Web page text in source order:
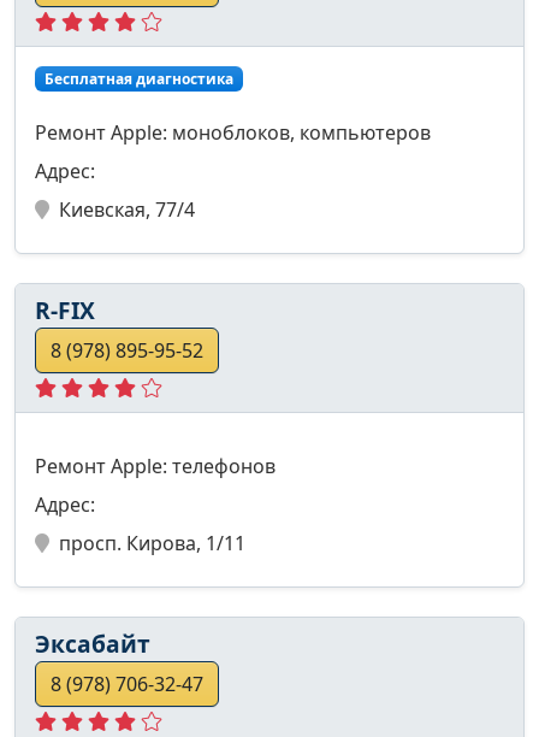
Бесплатная диагностика
Ремонт Apple: моноблоков, компьютеров
Адрес:
Киевская, 77/4
R-FIX
8 (978) 895-95-52
Ремонт Apple: телефонов
Адрес:
просп. Кирова, 1/11
Эксабайт
8 (978) 706-32-47